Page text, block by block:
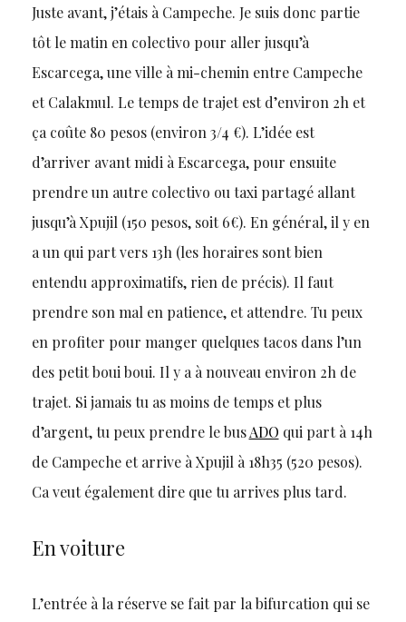
Juste avant, j’étais à Campeche. Je suis donc partie
tôt le matin en colectivo pour aller jusqu’à
Escarcega, une ville à mi-chemin entre Campeche
et Calakmul. Le temps de trajet est d’environ 2h et
ça coûte 80 pesos (environ 3/4 €). L’idée est
d’arriver avant midi à Escarcega, pour ensuite
prendre un autre colectivo ou taxi partagé allant
jusqu’à Xpujil (150 pesos, soit 6€). En général, il y en
a un qui part vers 13h (les horaires sont bien
entendu approximatifs, rien de précis). Il faut
prendre son mal en patience, et attendre. Tu peux
en profiter pour manger quelques tacos dans l’un
des petit boui boui. Il y a à nouveau environ 2h de
trajet. Si jamais tu as moins de temps et plus
d’argent, tu peux prendre le busADO qui part à 14h
de Campeche et arrive à Xpujil à 18h35 (520 pesos).
Ca veut également dire que tu arrives plus tard.
En voiture
L’entrée à la réserve se fait par la bifurcation qui se